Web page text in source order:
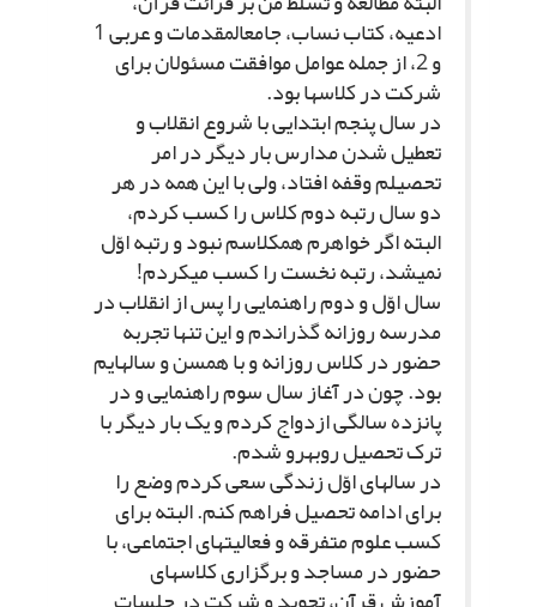
ادعیه، کتاب نساب، جامع‏المقدمات و عربى 1
و 2، از جمله عوامل موافقت مسئولان براى
شرکت در کلاس‏ها بود.
در سال پنجم ابتدایى با شروع انقلاب و
تعطیل شدن مدارس بار دیگر در امر
تحصیلم وقفه افتاد، ولى با این همه در هر
دو سال رتبه دوم کلاس را کسب کردم،
البته اگر خواهرم همکلاسم نبود و رتبه اوّل
نمى‏شد، رتبه نخست را کسب مى‏کردم!
سال اوّل و دوم راهنمایى را پس از انقلاب در
مدرسه روزانه گذراندم و این تنها تجربه
حضور در کلاس روزانه و با همسن و سال‏هایم
بود. چون در آغاز سال سوم راهنمایى و در
پانزده سالگى ازدواج کردم و یک بار دیگر با
ترک تحصیل روبه‏رو شدم.
در سال‏هاى اوّل زندگى سعى کردم وضع را
براى ادامه تحصیل فراهم کنم. البته براى
کسب علوم متفرقه و فعالیت‏هاى اجتماعى، با
حضور در مساجد و برگزارى کلاس‏هاى